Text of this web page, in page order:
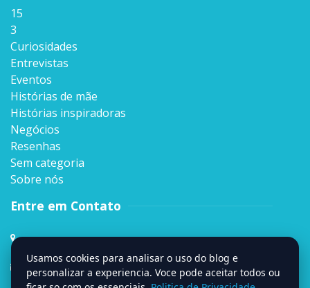
15
3
Curiosidades
Entrevistas
Eventos
Histórias de mãe
Histórias inspiradoras
Negócios
Resenhas
Sem categoria
Sobre nós
Entre em Contato
Rua Sen. Milton Campos, 35, Andar 4º,
Vila da Serra, Nova Lima, MG
contato@signumweb.com.br
Usamos cookies para analisar o uso do blog e
personalizar a experiencia. Voce pode aceitar todos ou